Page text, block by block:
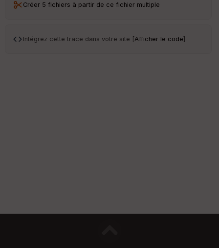
Créer 5 fichiers à partir de ce fichier multiple
Intégrez cette trace dans votre site [Afficher le code]